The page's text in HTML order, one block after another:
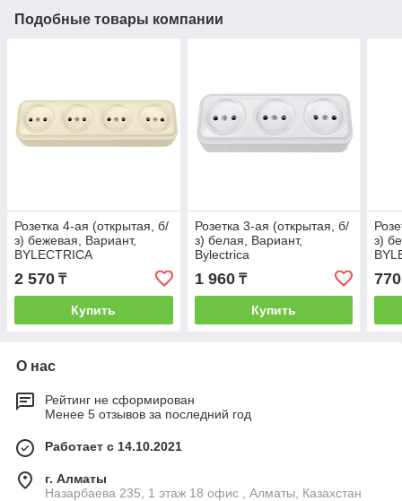
Подобные товары компании
Розетка 4-ая (открытая, б/
з) бежевая, Вариант,
BYLECTRICA
2 570 ₸
Купить
Розетка 3-ая (открытая, б/
з) белая, Вариант,
Bylectrica
1 960₸
Купить
з)
770
О нас
Рейтинг не сформирован
Менее 5 отзывов за последний год
Работает с 14.10.2021
г. Алматы
Назарбаева 235, 1 этаж 18 офис , Алматы, Казахстан